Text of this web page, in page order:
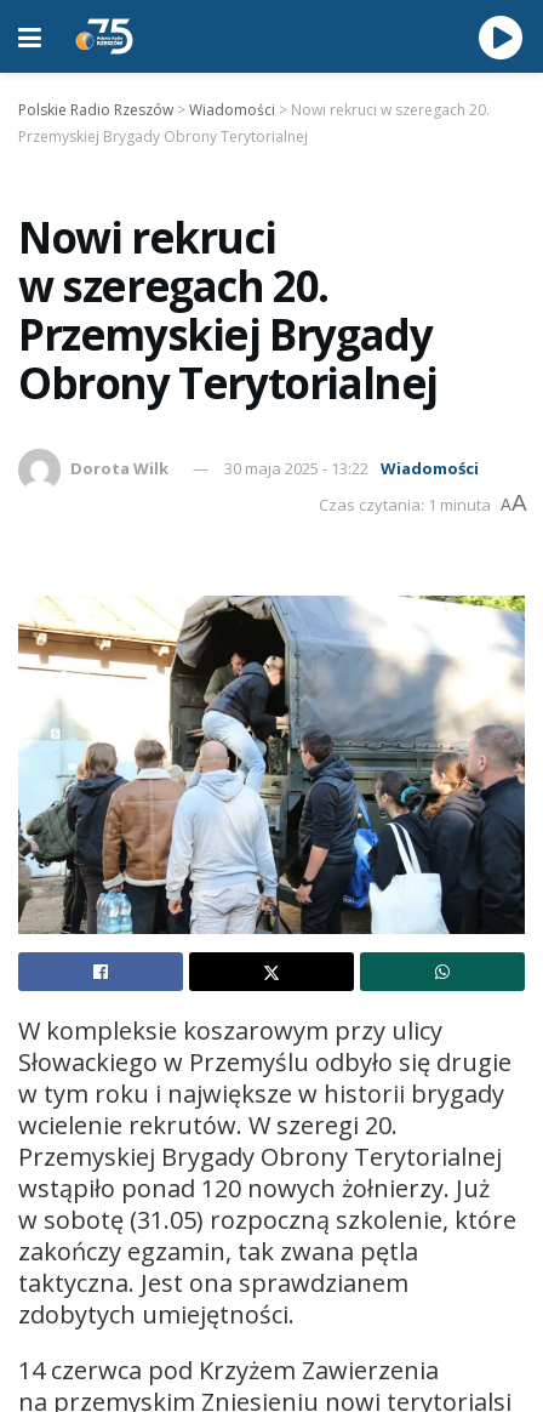
Polskie Radio Rzeszów >Wiadomości > Nowi rekruci w szeregach 20.
Przemyskiej Brygady Obrony Terytorialnej
Nowi rekruci
w szeregach 20.
Przemyskiej Brygady
Obrony Terytorialnej
Dorota Wilk 30 maja 2025 - 13:22 Wiadomości
Czas czytania: 1 minuta AA
W kompleksie koszarowym przy ulicy
Słowackiego w Przemyślu odbyło się drugie
w tym roku i największe w historii brygady
wcielenie rekrutów. W szeregi 20.
Przemyskiej Brygady Obrony Terytorialnej
wstąpiło ponad 120 nowych żołnierzy. Już
w sobotę (31.05) rozpoczną szkolenie, które
zakończy egzamin, tak zwana pętla
taktyczna. Jest ona sprawdzianem
zdobytych umiejętności.
14 czerwca pod Krzyżem Zawierzenia
na przemyskim Zniesieniu nowi terytorialsi